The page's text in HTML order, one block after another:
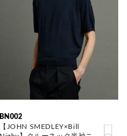
BN002
【JOHN SMEDLEY×Bill